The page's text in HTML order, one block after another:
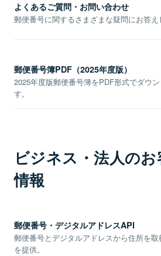
よくあるご質問・お問い合わせ
郵便番号に関するさまざまな疑問にお答え
郵便番号簿PDF（2025年度版）
2025年度版郵便番号簿をPDF形式でダウ
す。
ビジネス・法人の
情報
郵便番号・デジタルアドレスAPI
郵便番号とデジタルアドレスから住所を
を提供。